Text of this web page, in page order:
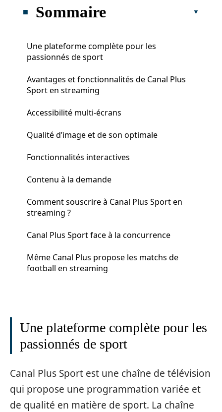
Sommaire
Une plateforme complète pour les
passionnés de sport
Avantages et fonctionnalités de Canal Plus
Sport en streaming
Accessibilité multi-écrans
Qualité d’image et de son optimale
Fonctionnalités interactives
Contenu à la demande
Comment souscrire à Canal Plus Sport en
streaming ?
Canal Plus Sport face à la concurrence
Même Canal Plus propose les matchs de
football en streaming
Une plateforme complète pour les
passionnés de sport
Canal Plus Sport est une chaîne de télévision
qui propose une programmation variée et
de qualité en matière de sport. La chaîne